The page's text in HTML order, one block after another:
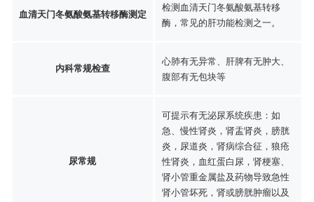
血清天门冬氨酸氨基转移酶测定
检测血清天门冬氨酸氨基转移
酶，常见的肝功能检测之一。
内科常规检查
心肺有无异常、肝脾有无肿大、
腹部有无包块等
尿常规
可提示有无泌尿系统疾患：如
急、慢性肾炎，肾盂肾炎，膀胱
炎，尿道炎，肾病综合征，狼疮
性肾炎，血红蛋白尿，肾梗塞、
肾小管重金属盐及药物导致急性
肾小管坏死，肾或膀胱肿瘤以及